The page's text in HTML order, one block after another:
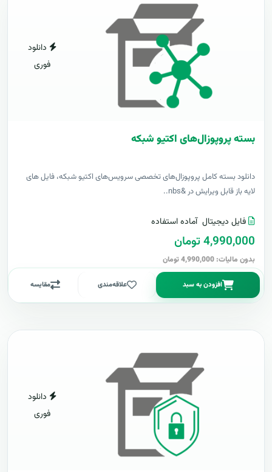
دانلود
فوری
بسته پروپوزال‌های اکتیو شبکه
دانلود بسته کامل پروپوزال‌های تخصصی سرویس‌های اکتیو شبکه، فایل های
لایه باز قابل ویرایش در &nbs..
فایل دیجیتال آماده استفاده
4,990,000 تومان
بدون مالیات: 4,990,000 تومان
افزودن به سبد علاقه‌مندی مقایسه
دانلود
فوری